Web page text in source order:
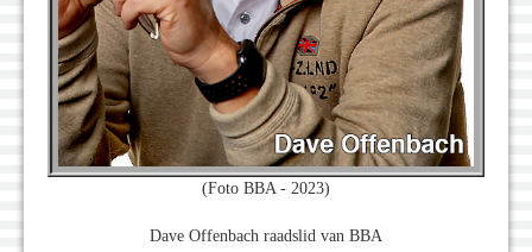
(Foto BBA - 2023)
Dave Offenbach raadslid van BBA